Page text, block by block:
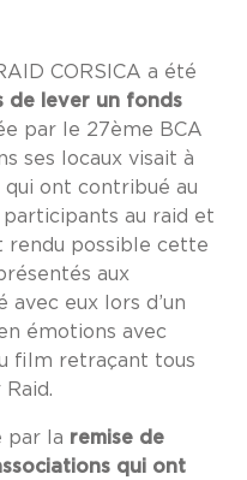
CORSICA a été
de lever un fonds
par le 27ème BCA
ses locaux visait à
ont contribué au
au raid et
rendu possible cette
aux
avec eux lors d’un
émotions avec
film retraçant tous
par la remise de
qui ont